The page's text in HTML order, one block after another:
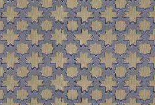
Het vervoeren van
kanonaffuiten op de
Boulevard en bij
standbeeld Michiel
de Ruyter .